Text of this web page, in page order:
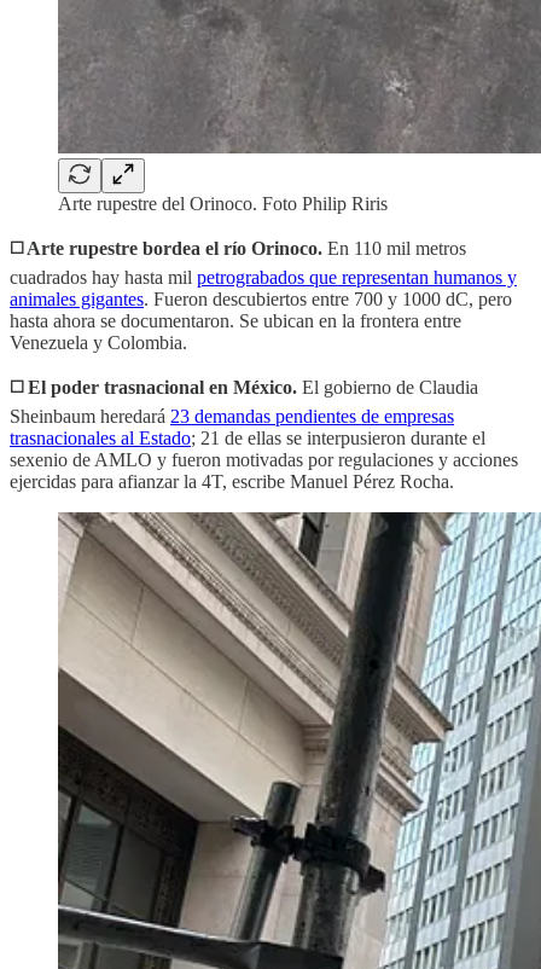
Arte rupestre del Orinoco. Foto Philip Riris
◻️ Arte rupestre bordea el río Orinoco. En 110 mil metros
cuadrados hay hasta mil petrograbados que representan humanos y
animales gigantes. Fueron descubiertos entre 700 y 1000 dC, pero
hasta ahora se documentaron. Se ubican en la frontera entre
Venezuela y Colombia.
◻️ El poder trasnacional en México. El gobierno de Claudia
Sheinbaum heredará 23 demandas pendientes de empresas
trasnacionales al Estado; 21 de ellas se interpusieron durante el
sexenio de AMLO y fueron motivadas por regulaciones y acciones
ejercidas para afianzar la 4T, escribe Manuel Pérez Rocha.